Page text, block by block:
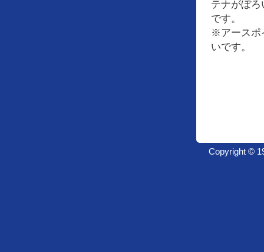
テナがぼ
です。
※アースポ
いです。
Copyright ©